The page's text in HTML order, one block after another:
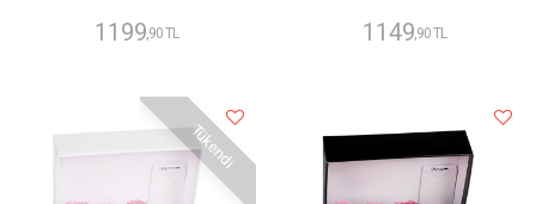
1199 ,90 TL 1149 ,90 TL
Tükendi